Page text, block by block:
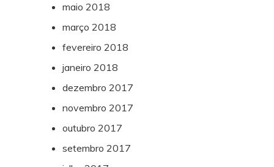
maio 2018
março 2018
fevereiro 2018
janeiro 2018
dezembro 2017
novembro 2017
outubro 2017
setembro 2017